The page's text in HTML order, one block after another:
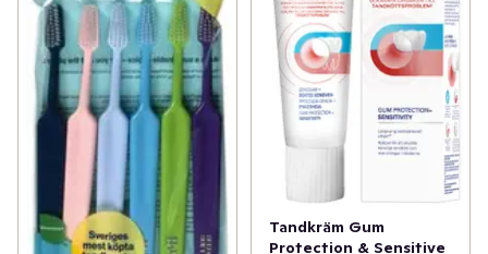
Tandkräm Gum
Protection & Sensitive